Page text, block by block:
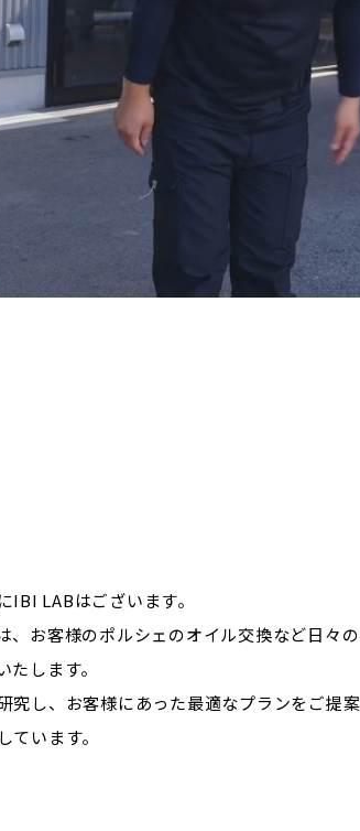
LABはございます。
、お客様のポルシェのオイル交換など日々
します。
究し、お客様にあった最適なプランをご提
います。